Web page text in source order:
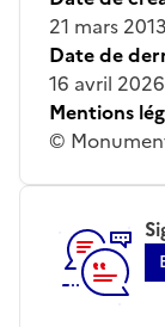
21 mars 2013
Date de
16 avril 2026
Mentions
©